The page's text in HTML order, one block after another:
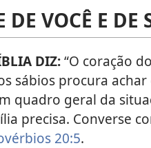
DE VOCÊ E
DIZ:“O coração
sábios procura achar
quadro geral da
precisa. Converse
20:5.